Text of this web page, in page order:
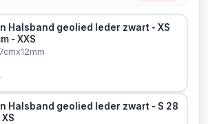
Halsband geolied leder zwart - XS
- XXS
Halsband geolied leder zwart - S 28